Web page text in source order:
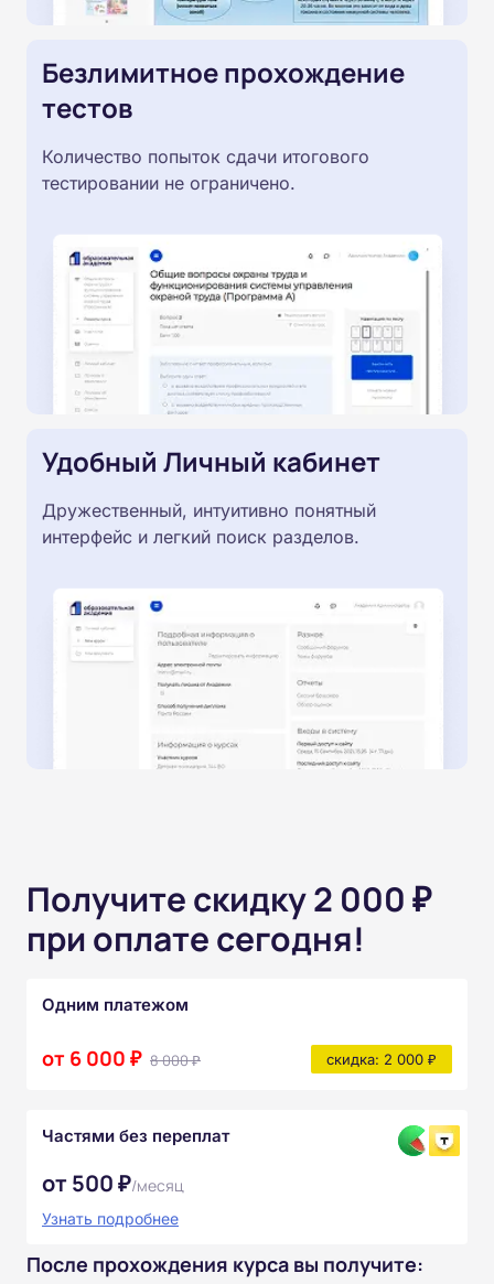
Безлимитное прохождение
тестов
Количество попыток сдачи итогового
тестировании не ограничено.
Удобный Личный кабинет
Дружественный, интуитивно понятный
интерфейс и легкий поиск разделов.
Получите скидку 2 000 ₽
при оплате сегодня!
Одним платежом
от 6 000 ₽ 8 000 ₽ скидка: 2 000 ₽
Частями без переплат
от 500 ₽/месяц
Узнать подробнее
После прохождения курса вы получите: